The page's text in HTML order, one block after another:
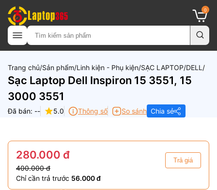
0
Trang chủ Sản phẩm Linh kiện - Phụ kiện SẠC LAPTOP DELL
Sạc Laptop Dell Inspiron 15 3551, 15
3000 3551
Đã bán: -- 5.0 Thông số So sánh Chia sẻ
280.000 đ
400.000 đ
Trả giá
Chỉ cần trả trước 56.000 đ